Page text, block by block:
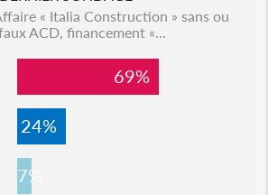
« Italia Construction » sans ou
ACD, financement «...
69%
24%
7%